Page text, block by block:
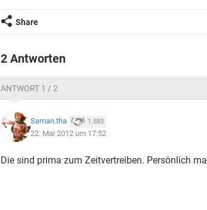
Share
2 Antworten
ANTWORT 1 / 2
Saman.tha 1.583
22. Mai 2012 um 17:52
Die sind prima zum Zeitvertreiben. Persönlich